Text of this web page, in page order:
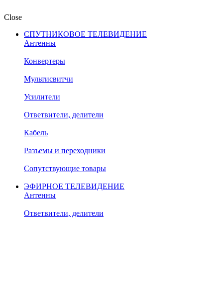
Close
СПУТНИКОВОЕ ТЕЛЕВИДЕНИЕ
Антенны
Конвертеры
Мультисвитчи
Усилители
Ответвители, делители
Кабель
Разъемы и переходники
Сопутствующие товары
ЭФИРНОЕ ТЕЛЕВИДЕНИЕ
Антенны
Ответвители, делители